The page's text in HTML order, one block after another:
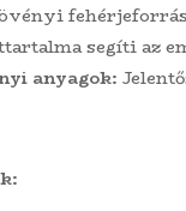
segíti az
anyagok: